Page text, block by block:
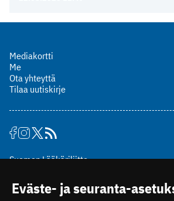
Mediakortti
Me
Ota yhteyttä
Tilaa uutiskirje
Suomen Lääkäriliitto
00510 Helsinki
Eväste- ja seuranta-